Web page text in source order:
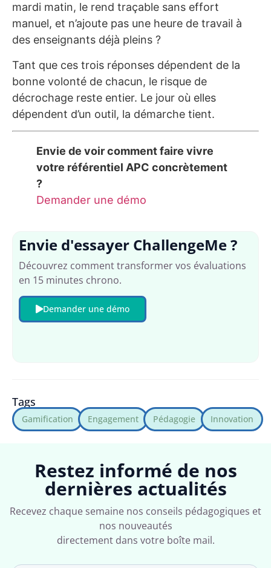
mardi matin, le rend traçable sans effort
manuel, et n’ajoute pas une heure de travail à
des enseignants déjà pleins ?
Tant que ces trois réponses dépendent de la
bonne volonté de chacun, le risque de
décrochage reste entier. Le jour où elles
dépendent d’un outil, la démarche tient.
Envie de voir comment faire vivre
votre référentiel APC concrètement
?
Demander une démo
Envie d'essayer ChallengeMe ?
Découvrez comment transformer vos évaluations
en 15 minutes chrono.
Demander une démo
Tags
Gamification Engagement Pédagogie Innovation
Restez informé de nos
dernières actualités
Recevez chaque semaine nos conseils pédagogiques et
nos nouveautés
directement dans votre boîte mail.